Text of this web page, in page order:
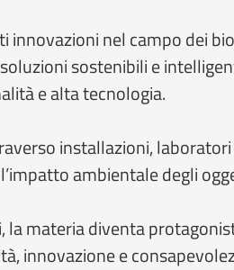
innovazioni nel campo dei
sostenibili e
e alta tecnologia.
installazioni,
ambientale degli
materia diventa
innovazione e